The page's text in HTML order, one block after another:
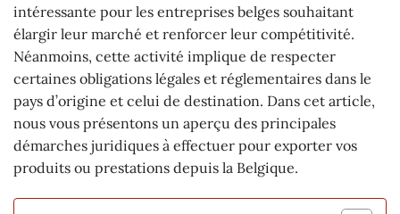
intéressante pour les entreprises belges souhaitant
élargir leur marché et renforcer leur compétitivité.
Néanmoins, cette activité implique de respecter
certaines obligations légales et réglementaires dans le
pays d’origine et celui de destination. Dans cet article,
nous vous présentons un aperçu des principales
démarches juridiques à effectuer pour exporter vos
produits ou prestations depuis la Belgique.